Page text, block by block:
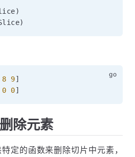
)
)
8 9]
0 0]
除元素
定的函数来删除切片中元素，